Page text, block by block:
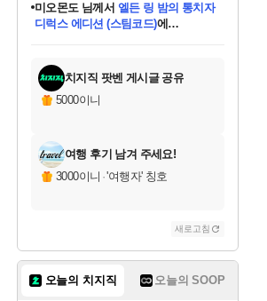
교환.
당첨되셨습니다.
당첨되셨습니다.
당첨되셨습니다.
미오몬도님께서 엘든 링 밤의 통치자
디럭스 에디션 (스팀코드)에
당첨되셨습니다.
당첨되셨습니다.
당첨되셨습니다.
에디션 (스팀코드)를 교환.
당첨되셨습니다.
치지직 팟벤 게시글 공유
5000이니
여행 후기 남겨 주세요!
3000이니 ·'여행자' 칭호
새로고침
오늘의 치지직 오늘의 SOOP